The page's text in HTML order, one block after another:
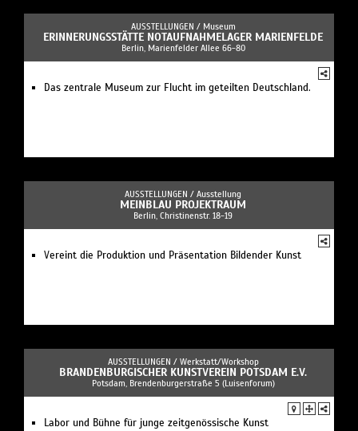
AUSSTELLUNGEN / Museum
ERINNERUNGSSTÄTTE NOTAUFNAHMELAGER MARIENFELDE
Berlin, Marienfelder Allee 66-80
Das zentrale Museum zur Flucht im geteilten Deutschland.
AUSSTELLUNGEN / Ausstellung
MEINBLAU PROJEKTRAUM
Berlin, Christinenstr. 18-19
Vereint die Produktion und Präsentation Bildender Kunst
AUSSTELLUNGEN / Werkstatt/Workshop
BRANDENBURGISCHER KUNSTVEREIN POTSDAM E.V.
Potsdam, Brendenburgerstraße 5 (Luisenforum)
Labor und Bühne für junge zeitgenössische Kunst